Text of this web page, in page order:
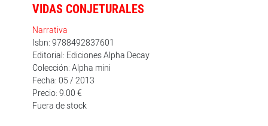
VIDAS CONJETURALES
Narrativa
Isbn: 9788492837601
Editorial: Ediciones Alpha Decay
Colección: Alpha mini
Fecha: 05 / 2013
Precio: 9.00 €
Fuera de stock